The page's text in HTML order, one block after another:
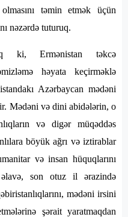
təmin etmək üçün
nəzərdə tuturuq.
ki, Ermənistan təkcə
həyata keçirməklə
Azərbaycan mədəni
Mədəni və dini abidələrin, o
və digər müqəddəs
böyük ağrı və iztirablar
və insan hüquqlarını
son otuz il ərazində
mədəni irsini
şərait yaratmaqdan